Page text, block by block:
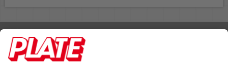
Rufen Sie uns an 04298 401-0
Lieferbedingungen Impressum